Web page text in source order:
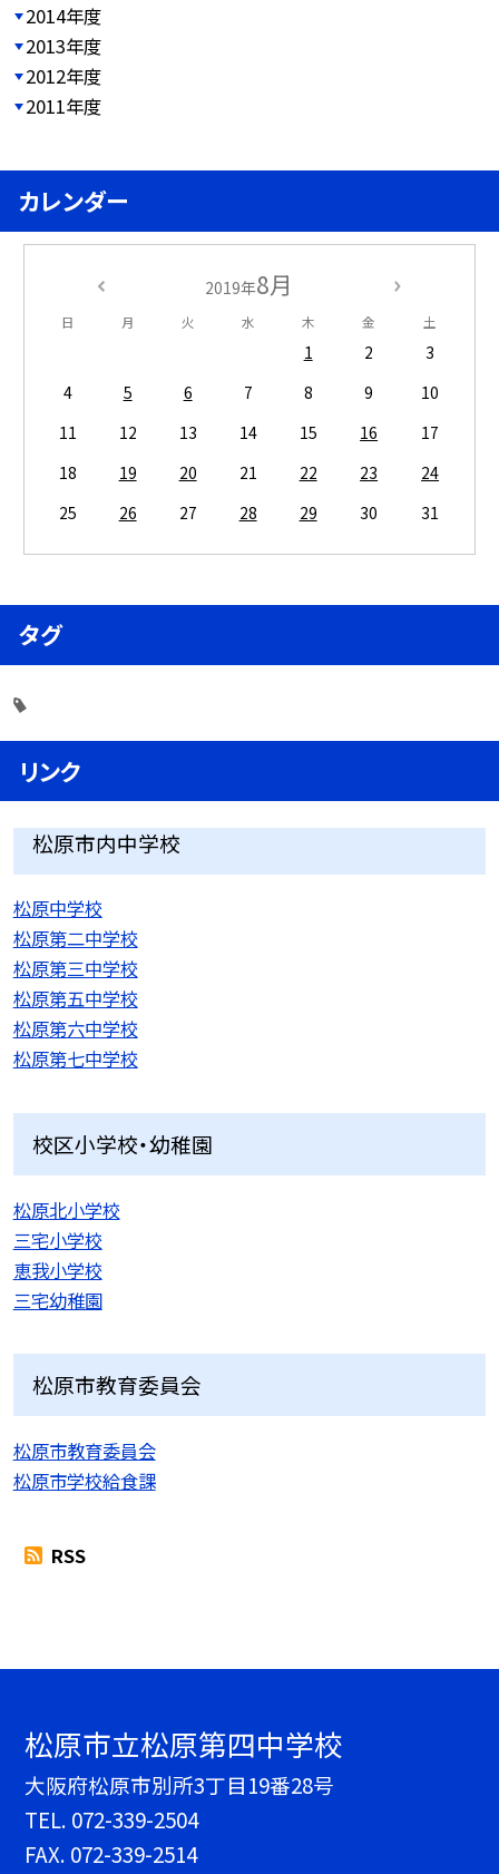
2014年度
2013年度
2012年度
2011年度
カレンダー
2019年8月
日 月 火 水 木 金 土
1 2
3
4
5 6 7 8 9
10
11
12 13 14 15 16
17
18
19 20 21 22 23
24
25
26 27 28 29 30 31
タグ
リンク
松原市内中学校
松原中学校
松原第二中学校
松原第三中学校
松原第五中学校
松原第六中学校
松原第七中学校
校区小学校・幼稚園
松原北小学校
三宅小学校
恵我小学校
三宅幼稚園
松原市教育委員会
松原市教育委員会
松原市学校給食課
RSS
松原市立松原第四中学校
大阪府松原市別所3丁目19番28号
TEL. 072-339-2504
FAX. 072-339-2514